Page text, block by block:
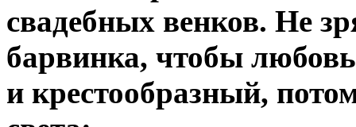
свадебных венков. Не
барвинка, чтобы
и крестообразный,